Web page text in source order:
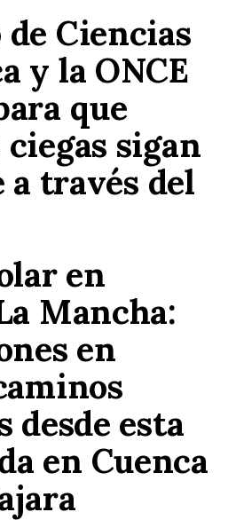
de Ciencias
y la ONCE
que
sigan
a través del
en
Mancha:
en
desde esta
en Cuenca